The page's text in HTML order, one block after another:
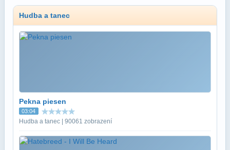
Hudba a tanec
Pekna piesen
03:04
Hudba a tanec | 90061 zobrazení